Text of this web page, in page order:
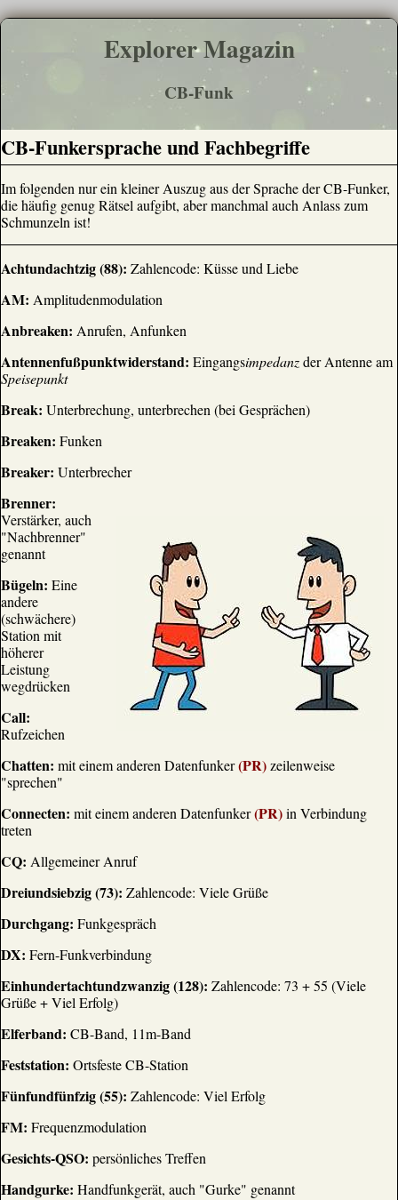
Explorer Magazin
CB-Funk
CB-Funkersprache und Fachbegriffe
Im folgenden nur ein kleiner Auszug aus der Sprache der CB-Funker,
die häufig genug Rätsel aufgibt, aber manchmal auch Anlass zum
Schmunzeln ist!
Achtundachtzig (88): Zahlencode: Küsse und Liebe
AM: Amplitudenmodulation
Anbreaken: Anrufen, Anfunken
Antennenfußpunktwiderstand: Eingangsimpedanzder Antenne am
Speisepunkt
Break: Unterbrechung, unterbrechen (bei Gesprächen)
Breaken: Funken
Breaker: Unterbrecher
Brenner:
Verstärker, auch
"Nachbrenner"
genannt
Bügeln: Eine
andere
(schwächere)
Station mit
höherer
Leistung
wegdrücken
Call:
Rufzeichen
Chatten: mit einem anderen Datenfunker(PR)zeilenweise
"sprechen"
Connecten: mit einem anderen Datenfunker(PR)in Verbindung
treten
CQ: Allgemeiner Anruf
Dreiundsiebzig (73): Zahlencode: Viele Grüße
Durchgang: Funkgespräch
DX: Fern-Funkverbindung
Einhundertachtundzwanzig (128): Zahlencode: 73 + 55 (Viele
Grüße + Viel Erfolg)
Elferband: CB-Band, 11m-Band
Feststation: Ortsfeste CB-Station
Fünfundfünfzig (55): Zahlencode: Viel Erfolg
FM: Frequenzmodulation
Gesichts-QSO: persönliches Treffen
Handgurke: Handfunkgerät, auch "Gurke" genannt